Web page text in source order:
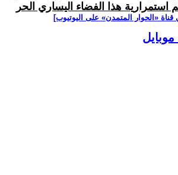
هذا الفضاء اليساري الحر
‫«الحوار المتمدن» على اليوتيوب]
موبايل